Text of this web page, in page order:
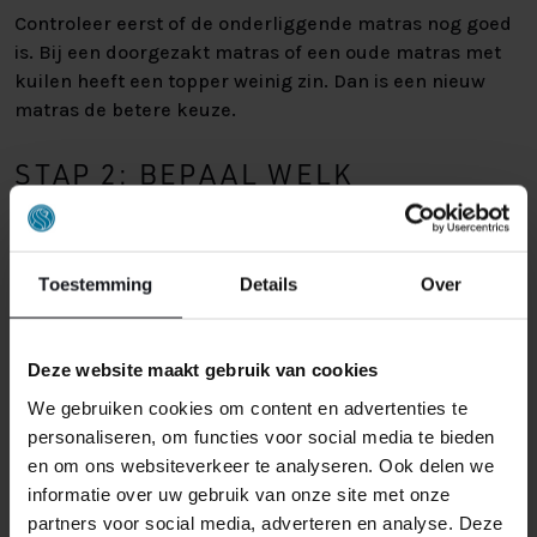
Toestemming Details Over
Deze website maakt gebruik van cookies
We gebruiken cookies om content en advertenties te
personaliseren, om functies voor social media te bieden
en om ons websiteverkeer te analyseren. Ook delen we
informatie over uw gebruik van onze site met onze
partners voor social media, adverteren en analyse. Deze
Controleer eerst of de onderliggende matras nog goed
is. Bij een doorgezakt matras of een oude matras met
kuilen heeft een topper weinig zin. Dan is een nieuw
matras de betere keuze.
STAP 2: BEPAAL WELK
SLAAPGEVOEL U ZOEKT
juist een middenweg? Denk na over wat u nu mist.
Misschien wilt u extra comfort, minder druk op uw
STAP 3: STEM AF OP UW
FAVORIETE SLAAPHOUDING
Uw favoriete slaaphouding bepaalt veel. Een zijslaper